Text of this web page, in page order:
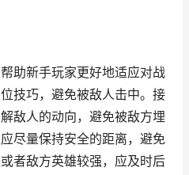
助新手玩家更好地适应对战
技巧，避免被敌人击中。接
敌人的动向，避免被敌方埋
尽量保持安全的距离，避免
者敌方英雄较强，应及时后